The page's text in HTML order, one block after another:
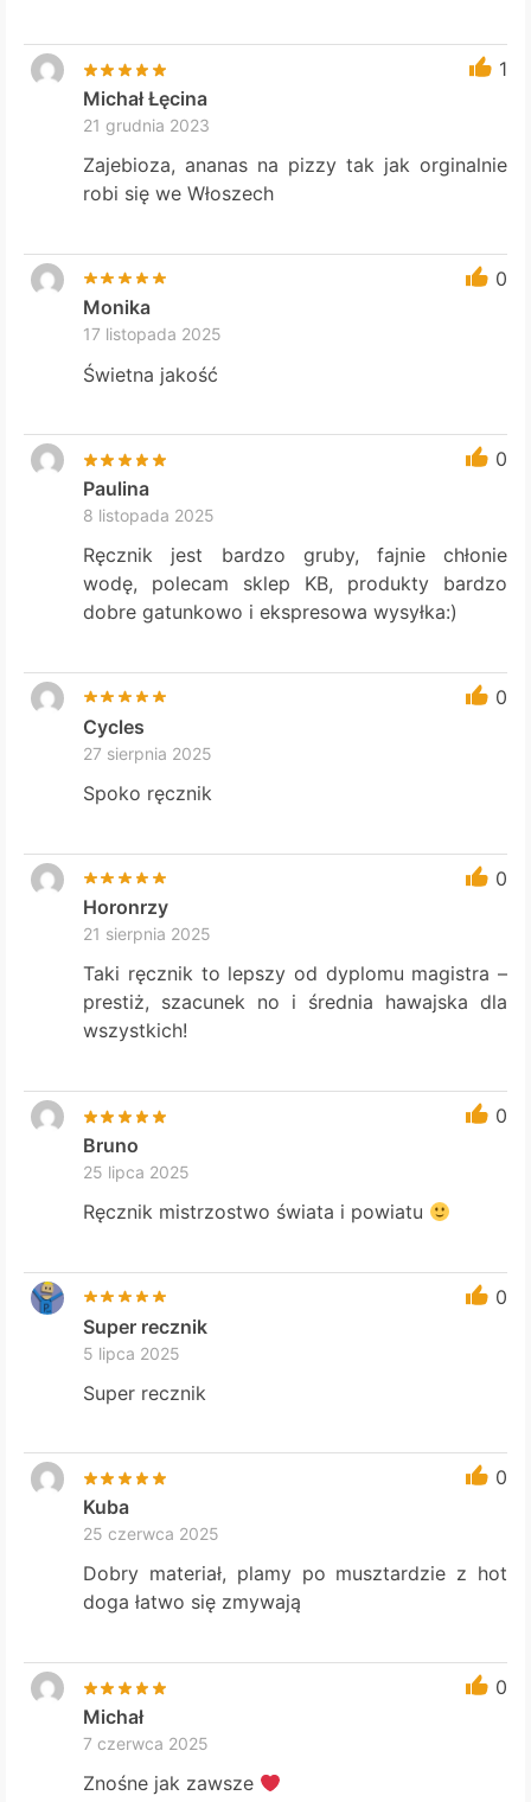
1
Michał Łęcina
21 grudnia 2023
Zajebioza, ananas na pizzy tak jak orginalnie
robi się we Włoszech
0
Monika
17 listopada 2025
Świetna jakość
0
Paulina
8 listopada 2025
Ręcznik jest bardzo gruby, fajnie chłonie
wodę, polecam sklep KB, produkty bardzo
dobre gatunkowo i ekspresowa wysyłka:)
0
Cycles
27 sierpnia 2025
Spoko ręcznik
0
Horonrzy
21 sierpnia 2025
Taki ręcznik to lepszy od dyplomu magistra –
prestiż, szacunek no i średnia hawajska dla
wszystkich!
0
Bruno
25 lipca 2025
Ręcznik mistrzostwo świata i powiatu
0
Super recznik
5 lipca 2025
Super recznik
0
Kuba
25 czerwca 2025
Dobry materiał, plamy po musztardzie z hot
doga łatwo się zmywają
0
Michał
7 czerwca 2025
Znośne jak zawsze